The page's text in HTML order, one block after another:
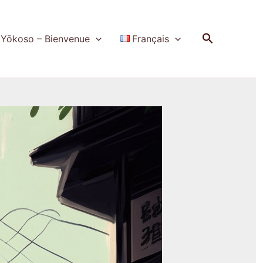
Yōkoso – Bienvenue Français